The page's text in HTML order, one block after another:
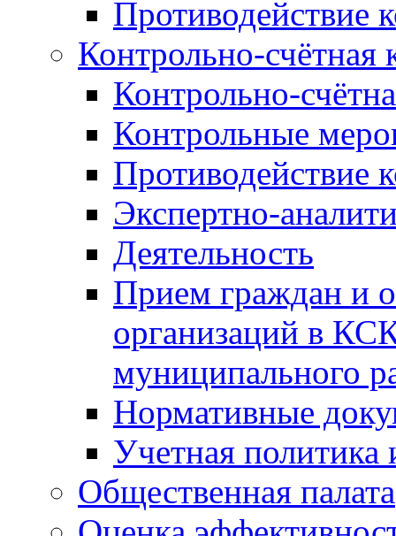
Противодействие
Контрольно-счётная
Контрольно-
Контрольные
Противодействие
Экспертно-
Деятельность
Прием граждан и
организаций в
муниципального
Нормативные
Учетная политика
Общественная палата